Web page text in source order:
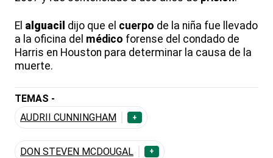
El alguacil dijo que el cuerpo de la niña fue llevado
a la oficina del médico forense del condado de
Harris en Houston para determinar la causa de la
muerte.
TEMAS -
AUDRII CUNNINGHAM
+
DON STEVEN MCDOUGAL +